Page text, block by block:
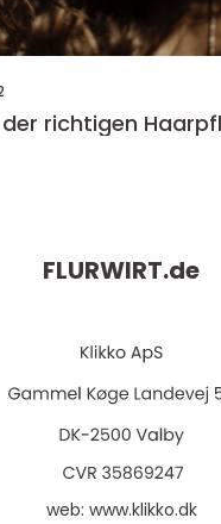
richtigen
FLURWIRT.de
web: www.klikko.dk